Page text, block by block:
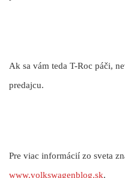
Ak sa vám teda T-Roc páči,
predajcu.
Pre viac informácií zo sveta
www.volkswagenblog.sk.